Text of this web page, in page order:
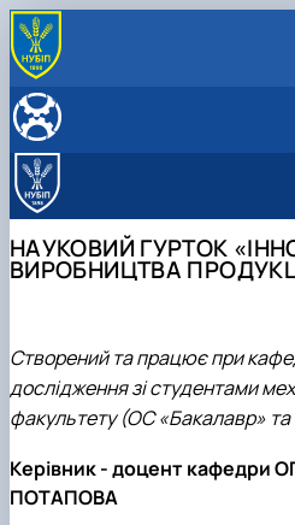
ПРО КАФЕДРУ
Історія
2025
2026
Студентські
Науковий
Науковий
Науковий
Науковий
тваринництві»
Науковий
Науковий
НАУКОВИЙ ГУРТОК
ВИРОБНИЦТВА
Створений та працює при
дослідження зі студентами
факультету (ОС «Бакалавр» та
Керівник - доцент кафедри
ПОТАПОВА